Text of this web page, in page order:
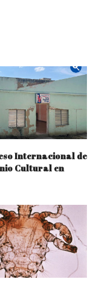
Internacional de
Cultural en